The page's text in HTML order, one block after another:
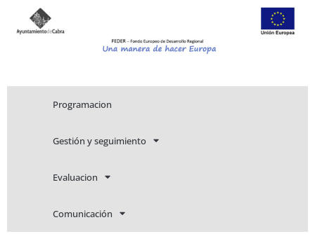
Programacion
Gestión y seguimiento
Evaluacion
Comunicación